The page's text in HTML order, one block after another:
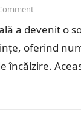
a devenit o
oferind
încălzire.